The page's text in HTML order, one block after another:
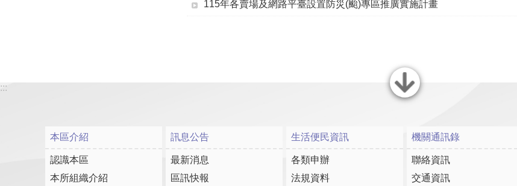
115年各賣場及網路平臺設置防災(颱)專區推廣實施計畫
關閉
:::
本區介紹
認識本區
本所組織介紹
訊息公告
最新消息
區訊快報
生活便民資訊
各類申辦
法規資料
機關通訊錄
聯絡資訊
交通資訊